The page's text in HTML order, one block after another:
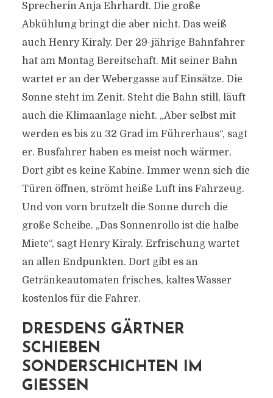
Sprecherin Anja Ehrhardt. Die große
Abkühlung bringt die aber nicht. Das weiß
auch Henry Kiraly. Der 29-jährige Bahnfahrer
hat am Montag Bereitschaft. Mit seiner Bahn
wartet er an der Webergasse auf Einsätze. Die
Sonne steht im Zenit. Steht die Bahn still, läuft
auch die Klimaanlage nicht. „Aber selbst mit
werden es bis zu 32 Grad im Führerhaus“, sagt
er. Busfahrer haben es meist noch wärmer.
Dort gibt es keine Kabine. Immer wenn sich die
Türen öffnen, strömt heiße Luft ins Fahrzeug.
Und von vorn brutzelt die Sonne durch die
große Scheibe. „Das Sonnenrollo ist die halbe
Miete“, sagt Henry Kiraly. Erfrischung wartet
an allen Endpunkten. Dort gibt es an
Getränkeautomaten frisches, kaltes Wasser
kostenlos für die Fahrer.
DRESDENS GÄRTNER
SCHIEBEN
SONDERSCHICHTEN IM
GIESSEN